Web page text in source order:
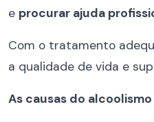
e procurar ajuda
Com o tratamento
a qualidade de vida e
As causas do alcoolismo